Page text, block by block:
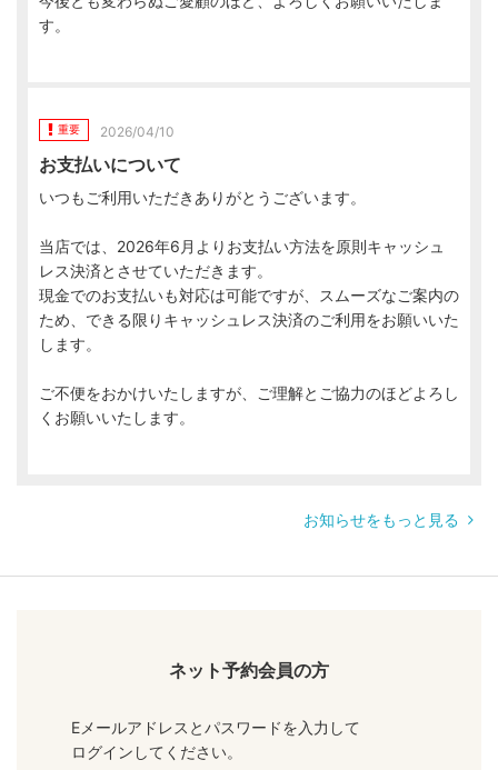
す。
重要 2026/04/10
お支払いについて
いつもご利用いただきありがとうございます。
当店では、2026年6月よりお支払い方法を原則キャッシュ
レス決済とさせていただきます。
現金でのお支払いも対応は可能ですが、スムーズなご案内の
ため、できる限りキャッシュレス決済のご利用をお願いいた
します。
ご不便をおかけいたしますが、ご理解とご協力のほどよろし
くお願いいたします。
お知らせをもっと見る
ネット予約会員の方
Eメールアドレスとパスワードを入力して
ログインしてください。